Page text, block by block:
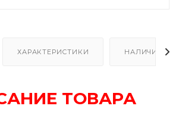
ХАРАКТЕРИСТИКИ НАЛИЧИЕ
ТОВАРА